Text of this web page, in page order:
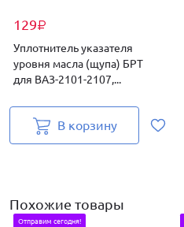
129₽
Уплотнитель указателя
уровня масла (щупа) БРТ
для ВАЗ-2101-2107,...
В корзину
Похожие товары
Отправим сегодня!